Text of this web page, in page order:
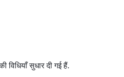
विधियाँ सुधार दी गई हैं.